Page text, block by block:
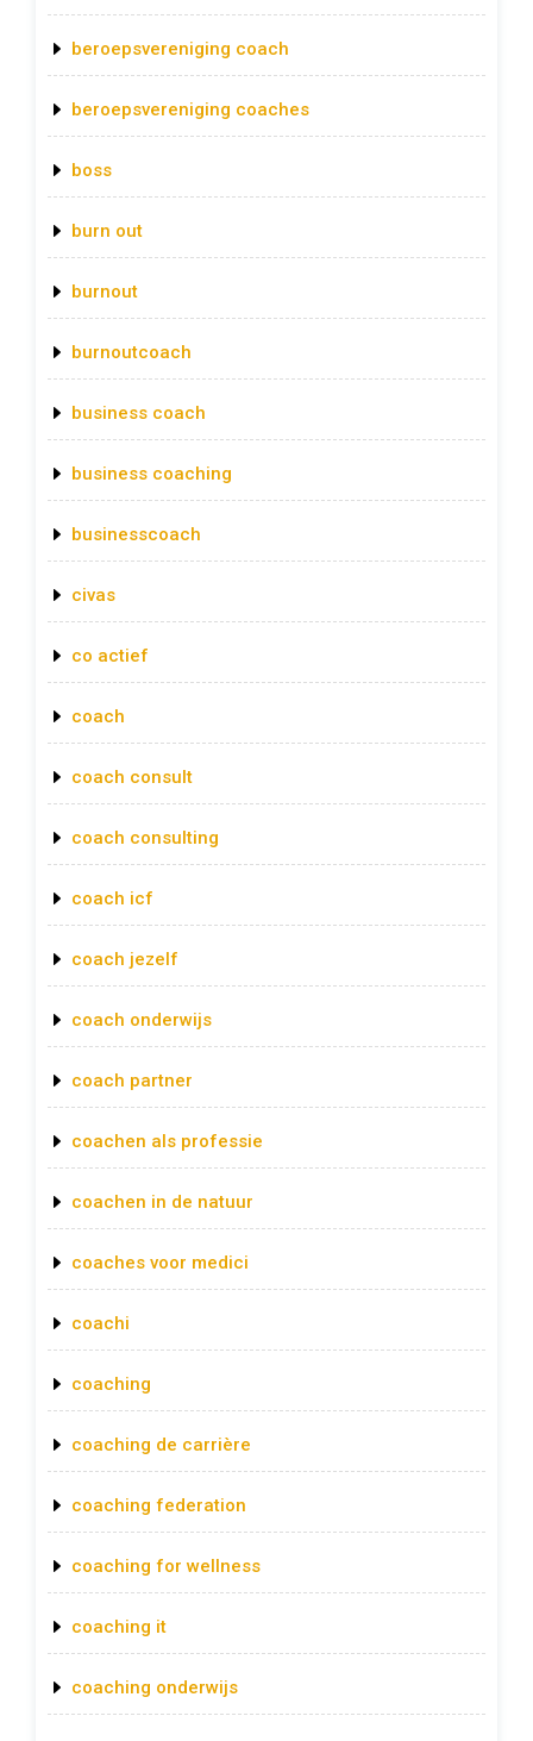
beroepsvereniging coach
beroepsvereniging coaches
boss
burn out
burnout
burnoutcoach
business coach
business coaching
businesscoach
civas
co actief
coach
coach consult
coach consulting
coach icf
coach jezelf
coach onderwijs
coach partner
coachen als professie
coachen in de natuur
coaches voor medici
coachi
coaching
coaching de carrière
coaching federation
coaching for wellness
coaching it
coaching onderwijs